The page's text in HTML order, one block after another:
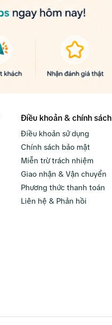
Điều khoản & chính sách
Điều khoản sử dụng
Chính sách bảo mật
Miễn trừ trách nhiệm
Giao nhận & Vận chuyển
Phương thức thanh toán
Liên hệ & Phản hồi